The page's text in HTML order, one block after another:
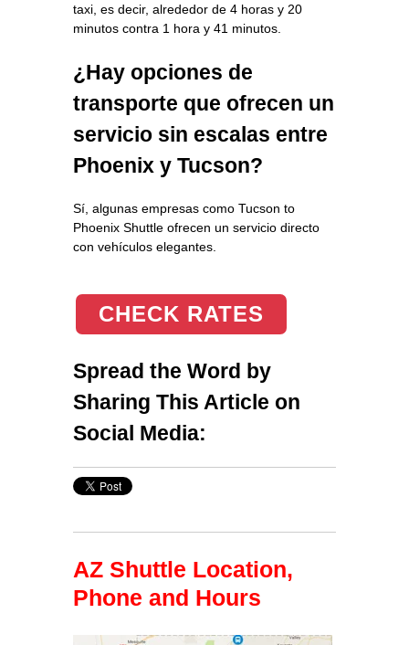
taxi, es decir, alrededor de 4 horas y 20
minutos contra 1 hora y 41 minutos.
¿Hay opciones de
transporte que ofrecen un
servicio sin escalas entre
Phoenix y Tucson?
Sí, algunas empresas como Tucson to
Phoenix Shuttle ofrecen un servicio directo
con vehículos elegantes.
CHECK RATES
Spread the Word by
Sharing This Article on
Social Media:
AZ Shuttle Location,
Phone and Hours